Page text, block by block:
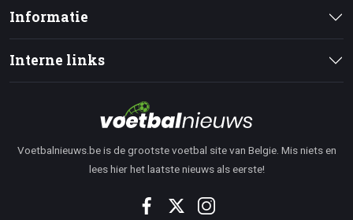
Informatie
Interne links
Voetbalnieuws.be is de grootste voetbal site van Belgie. Mis niets en
lees hier het laatste nieuws als eerste!